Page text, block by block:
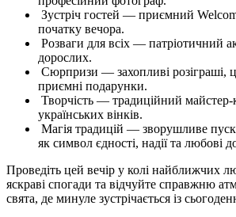
Зустріч гостей — приємний
початку вечора.
Розваги для всіх — патріотичний
дорослих.
Сюрпризи — захопливі розіграші,
приємні подарунки.
Творчість — традиційний майстер-
українських вінків.
Магія традицій — зворушливе
як символ єдності, надії та любові
Проведіть цей вечір у колі найближчих
яскраві спогади та відчуйте справжню
свята, де минуле зустрічається із